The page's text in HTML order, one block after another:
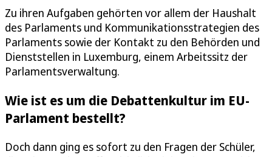
Zu ihren Aufgaben gehörten vor allem der Haushalt
des Parlaments und Kommunikationsstrategien des
Parlaments sowie der Kontakt zu den Behörden und
Dienststellen in Luxemburg, einem Arbeitssitz der
Parlamentsverwaltung.
Wie ist es um die Debattenkultur im EU-
Parlament bestellt?
Doch dann ging es sofort zu den Fragen der Schüler,